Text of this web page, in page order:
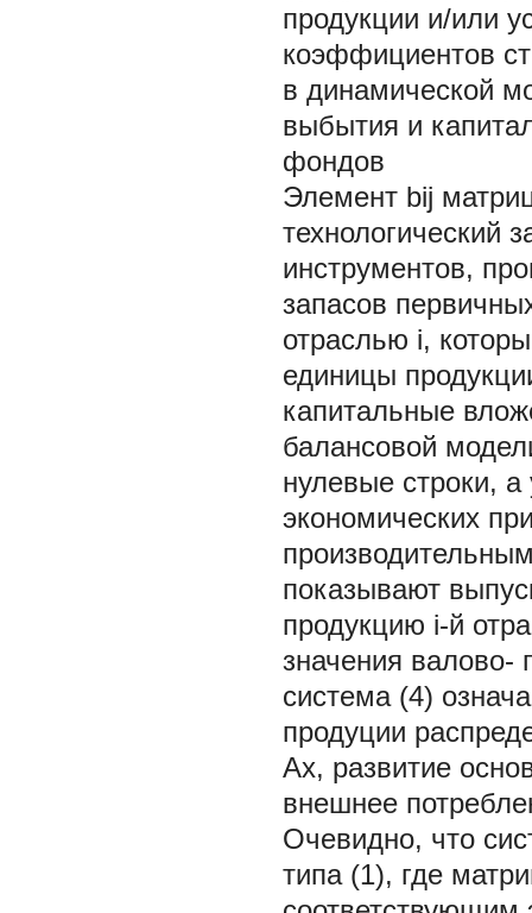
продукции и/или
коэффициентов
в динамической
выбытия и
фондов
Элемент bij
технологический
инструментов,
запасов
отраслью i,
единицы
капитальные
балансовой
нулевые строки,
экономических
показывают
продукцию i-й
значения валово-
система (4)
продуции
Ax, развитие
внешнее
Очевидно, что
типа (1), где